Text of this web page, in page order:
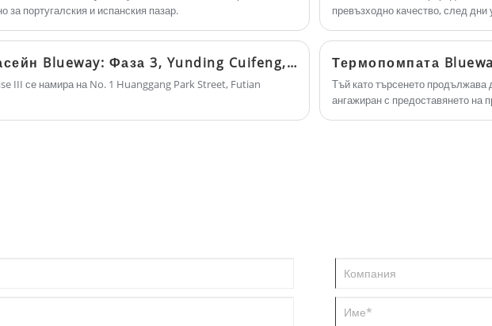
стари клиенти, които
за да
заедно!
PTAC позволяват гъвкавостта да
контролирате разходите за енергия
помещение по стая, а не от сграда до
сграда. Можете да бъдете сигурни, че
купувате пакетиран терминален климатик от
нашата фабрика и ние ще ви предложим
за португалския и испанския пазар.
превъзходно качество, след дни
Архитектурен плувен басейн Blueway: Фаза 3, Yunding Cuifeng, Futian District, Шенжен
III се намира на No. 1 Huanggang Park Street, Futian
Тъй като търсенето продължава
ангажиран с предоставянето на